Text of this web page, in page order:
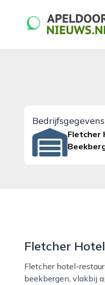
apeldoornsnieuws.nl
Bedrijfsgegevens
Fletcher
Fletcher
Fletcher hotel-restaurant beekbergen-apeldoorn is een sfeervol hotel midden in de bossen bij
beekbergen, vlakbij